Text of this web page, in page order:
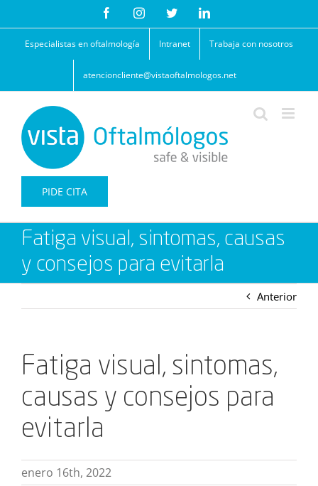
contenido
FacebookInstagramTwitterLinkedIn
Especialistas en oftalmología Intranet Trabaja con nosotros
atencioncliente@vistaoftalmologos.net
PIDE CITA
Fatiga visual, sintomas, causas
y consejos para evitarla
Anterior
Fatiga visual, sintomas,
causas y consejos para
evitarla
enero 16th, 2022